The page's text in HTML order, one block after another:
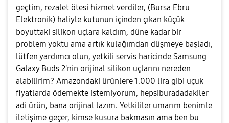
geçtim, rezalet ötesi hizmet verdiler, (Bursa Ebru
Elektronik) haliyle kutunun içinden çıkan küçük
boyuttaki silikon uçlara kaldım, düne kadar bir
problem yoktu ama artık kulağımdan düşmeye başladı,
lütfen yardımcı olun, yetkili servis haricinde Samsung
Galaxy Buds 2'nin orijinal silikon uçlarını nereden
alabilirim? Amazondaki ürünlere 1.000 lira gibi uçuk
fiyatlarda ödemekte istemiyorum, hepsiburadadakiler
adi ürün, bana orijinal lazım. Yetkililer umarım benimle
iletişime geçer, kimse kusura bakmasın ama ben bu